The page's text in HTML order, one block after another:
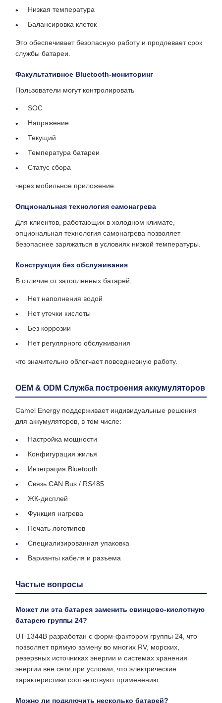
Низкая температура
Балансировка клеток
Это обеспечивает безопасную работу и продлевает срок
службы батареи.
Факультативное Bluetooth-мониторинг
Пользователи могут контролировать
SOC
Напряжение
Текущий
Температура батареи
Статус сбора
через мобильное приложение.
Опциональная технология самонагрева
Для клиентов, работающих в холодном климате,
опциональная технология самонагрева позволяет
безопаснее заряжаться в условиях низкой температуры.
Конструкция без обслуживания
В отличие от затопленных батарей,
Нет наполнения водой
Нет утечки кислоты
Без коррозии
Нет регулярного обслуживания
что значительно облегчает повседневную работу.
OEM & ODM Служба построения аккумуляторов
Camel Energy поддерживает индивидуальные решения
для аккумуляторов, в том числе:
Настройка мощности
Конфигурация жилья
Интеграция Bluetooth
Связь CAN Bus / RS485
ЖК-дисплей
Функция нагрева
Печать логотипов
Специализированная упаковка
Варианты кабеля и разъема
Частые вопросы
Может ли эта батарея заменить свинцово-кислотную
батарею группы 24?
UT-1344B разработан с форм-фактором группы 24, что
позволяет прямую замену во многих RV, морских,
резервных источниках энергии и системах хранения
энергии вне сети,при условии, что электрические
характеристики соответствуют применению.
Можно ли подключить несколько батарей?